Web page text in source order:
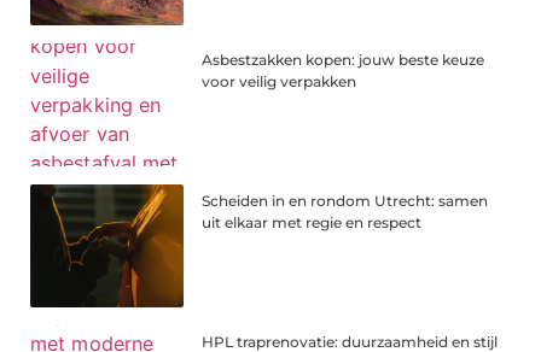
Asbestzakken kopen: jouw beste keuze
voor veilig verpakken
Scheiden in en rondom Utrecht: samen
uit elkaar met regie en respect
HPL traprenovatie: duurzaamheid en stijl